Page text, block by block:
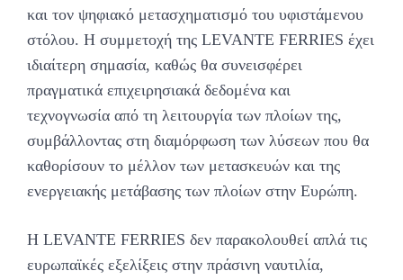
και τον ψηφιακό μετασχηματισμό του υφιστάμενου
στόλου. Η συμμετοχή της LEVANTE FERRIES έχει
ιδιαίτερη σημασία, καθώς θα συνεισφέρει
πραγματικά επιχειρησιακά δεδομένα και
τεχνογνωσία από τη λειτουργία των πλοίων της,
συμβάλλοντας στη διαμόρφωση των λύσεων που θα
καθορίσουν το μέλλον των μετασκευών και της
ενεργειακής μετάβασης των πλοίων στην Ευρώπη.
Η LEVANTE FERRIES δεν παρακολουθεί απλά τις
ευρωπαϊκές εξελίξεις στην πράσινη ναυτιλία,